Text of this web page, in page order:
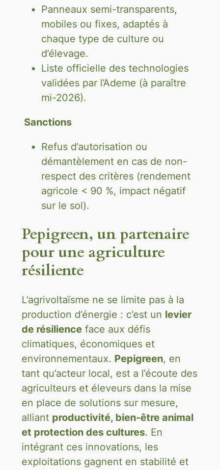
Panneaux semi-transparents,
mobiles ou fixes, adaptés à
chaque type de culture ou
d’élevage.
Liste officielle des technologies
validées par l’Ademe (à paraître
mi-2026).
Sanctions
Refus d’autorisation ou
démantèlement en cas de non-
respect des critères (rendement
agricole < 90 %, impact négatif
sur le sol).
Pepigreen, un partenaire
pour une agriculture
résiliente
L’agrivoltaïsme ne se limite pas à la
production d’énergie : c’est un levier
de résilienceface aux défis
climatiques, économiques et
environnementaux. Pepigreen, en
tant qu’acteur local, est a l’écoute des
agriculteurs et éleveurs dans la mise
en place de solutions sur mesure,
alliant productivité, bien-être animal
et protection des cultures. En
intégrant ces innovations, les
exploitations gagnent en stabilité et